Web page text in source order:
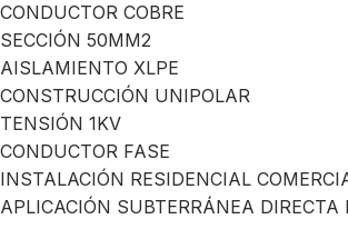
CONDUCTOR COBRE
SECCIÓN 50MM2
AISLAMIENTO XLPE
CONSTRUCCIÓN UNIPOLAR
TENSIÓN 1KV
CONDUCTOR FASE
INSTALACIÓN RESIDENCIAL
APLICACIÓN SUBTERRÁNEA DIRECTA